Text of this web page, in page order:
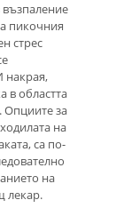
пикочния
стрес
накрая,
в областта
Опциите за
на
са по-
на
лекар.